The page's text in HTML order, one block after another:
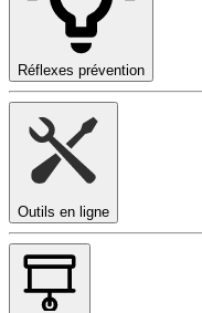
Réflexes prévention
Outils en ligne